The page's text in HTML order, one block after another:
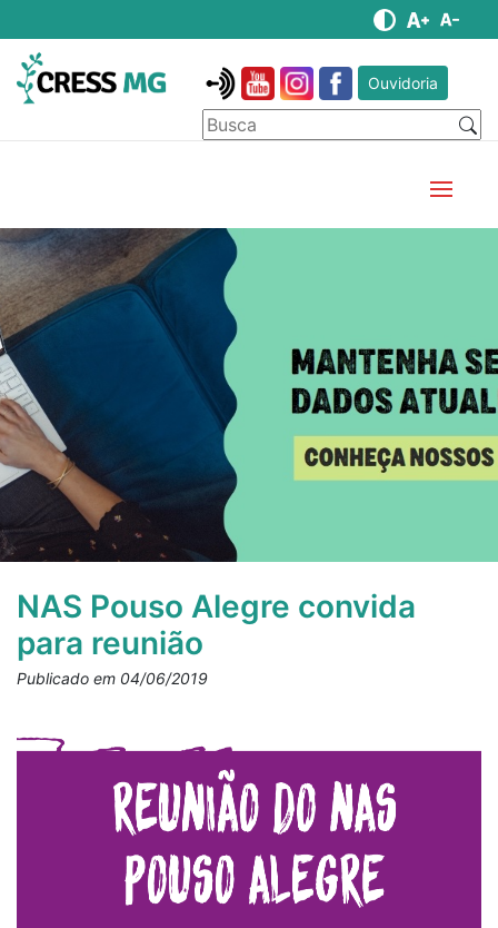
Ouvidoria
NAS Pouso Alegre convida
para reunião
Publicado em 04/06/2019